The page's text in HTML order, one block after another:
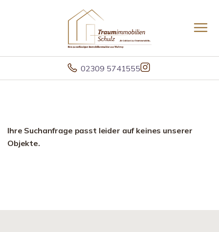
02309 5741555
Ihre Suchanfrage passt leider auf keines unserer
Objekte.